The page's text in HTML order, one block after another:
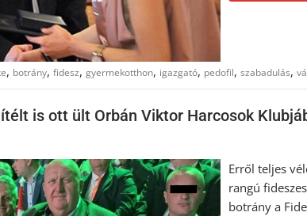
, botrány, fidesz, gyermekotthon, igazgató, pedofil, szabadulás,
is ott ült Orbán Viktor Harcosok
Erről teljes
rangú
botrány a